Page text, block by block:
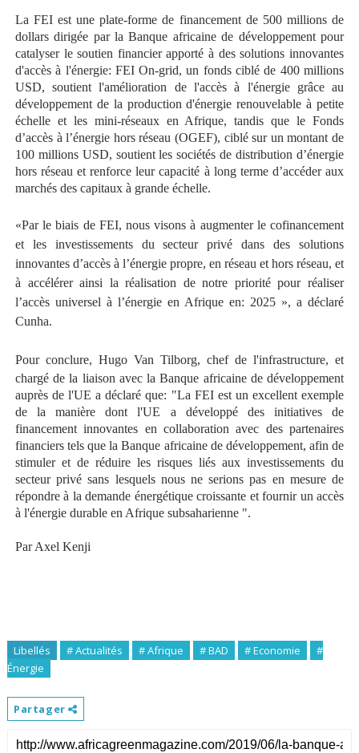
La FEI est une plate-forme de financement de 500 millions de
dollars dirigée par la Banque africaine de développement pour
catalyser le soutien financier apporté à des solutions innovantes
d'accès à l'énergie: FEI On-grid, un fonds ciblé de 400 millions
USD, soutient l'amélioration de l'accès à l'énergie grâce au
développement de la production d'énergie renouvelable à petite
échelle et les mini-réseaux en Afrique, tandis que le Fonds
d’accès à l’énergie hors réseau (OGEF), ciblé sur un montant de
100 millions USD, soutient les sociétés de distribution d’énergie
hors réseau et renforce leur capacité à long terme d’accéder aux
marchés des capitaux à grande échelle.
«Par le biais de FEI, nous visons à augmenter le cofinancement
et les investissements du secteur privé dans des solutions
innovantes d’accès à l’énergie propre, en réseau et hors réseau, et
à accélérer ainsi la réalisation de notre priorité pour réaliser
l’accès universel à l’énergie en Afrique en: 2025 », a déclaré
Cunha.
Pour conclure, Hugo Van Tilborg, chef de l'infrastructure, et
chargé de la liaison avec la Banque africaine de développement
auprès de l'UEa déclaré que: "La FEI est un excellent exemple
de la manière dont l'UE a développé des initiatives de
financement innovantes en collaboration avec des partenaires
financiers tels que la Banque africaine de développement, afin de
stimuler et de réduire les risques liés aux investissements du
secteur privé sans lesquels nous ne serions pas en mesure de
répondre à la demande énergétique croissante et fournir un accès
à l'énergie durable en Afrique subsaharienne ".
Par Axel Kenji
Libellés # Actualités # Afrique # BAD # Economie
#
Énergie
Partager